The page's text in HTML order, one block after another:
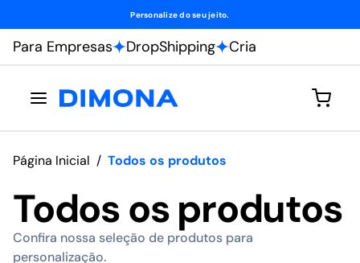
Personalize do seu jeito.
Para Empresas DropShipping Cria
Página Inicial / Todos os produtos
Todos os produtos
Confira nossa seleção de produtos para
personalização.